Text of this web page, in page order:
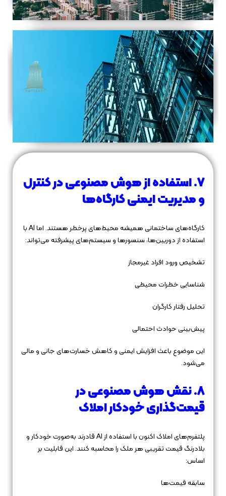
7. استفاده از هوش مصنوعی در کنترل
و مدیریت ایمنی کارگاه‌ها
کارگاه‌های ساختمانی همیشه محیط‌های پرخطر هستند. اما AI با
استفاده از دوربین‌ها، سنسورها و سیستم‌های پیشرفته می‌تواند:
تشخیص ورود افراد غیرمجاز
شناسایی خطرات محیطی
تحلیل رفتار کارگران
پیش‌بینی حوادث احتمالی
این موضوع باعث افزایش ایمنی و کاهش خسارت‌های جانی و مالی
می‌شود.
8. نقش هوش مصنوعی در
قیمت‌گذاری خودکار املاک
پلتفرم‌های املاک اکنون با استفاده از AI قادرند به‌صورت خودکار و
بلادرنگ قیمت تقریبی هر ملک را محاسبه کنند. این قابلیت بر
اساس:
سابقه قیمت‌ها